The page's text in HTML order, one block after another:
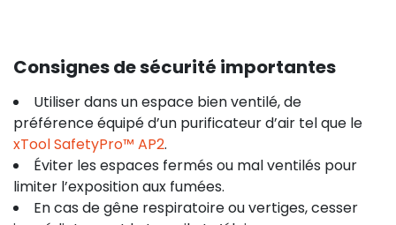
Consignes de sécurité importantes
Utiliser dans un espace bien ventilé, de
préférence équipé d’un purificateur d’air tel que le
xTool SafetyPro™ AP2.
Éviter les espaces fermés ou mal ventilés pour
limiter l’exposition aux fumées.
En cas de gêne respiratoire ou vertiges, cesser